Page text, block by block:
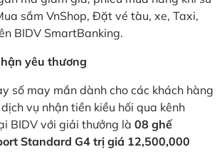
sắm VnShop, Đặt vé tàu, xe, Taxi,
BIDV SmartBanking.
yêu thương
số may mắn dành cho các khách hàng
vụ nhận tiền kiều hối qua kênh
BIDV với giải thưởng là 08 ghế
Standard G4 trị giá 12,500,000